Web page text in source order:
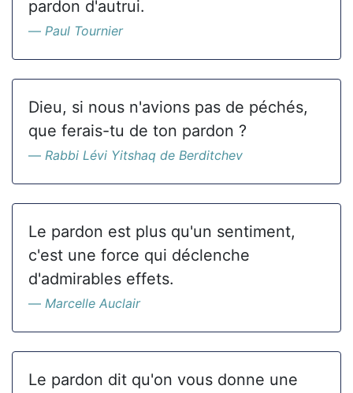
pardon d'autrui.
Paul Tournier
Dieu, si nous n'avions pas de péchés,
que ferais-tu de ton pardon ?
Rabbi Lévi Yitshaq de Berditchev
Le pardon est plus qu'un sentiment,
c'est une force qui déclenche
d'admirables effets.
Marcelle Auclair
Le pardon dit qu'on vous donne une